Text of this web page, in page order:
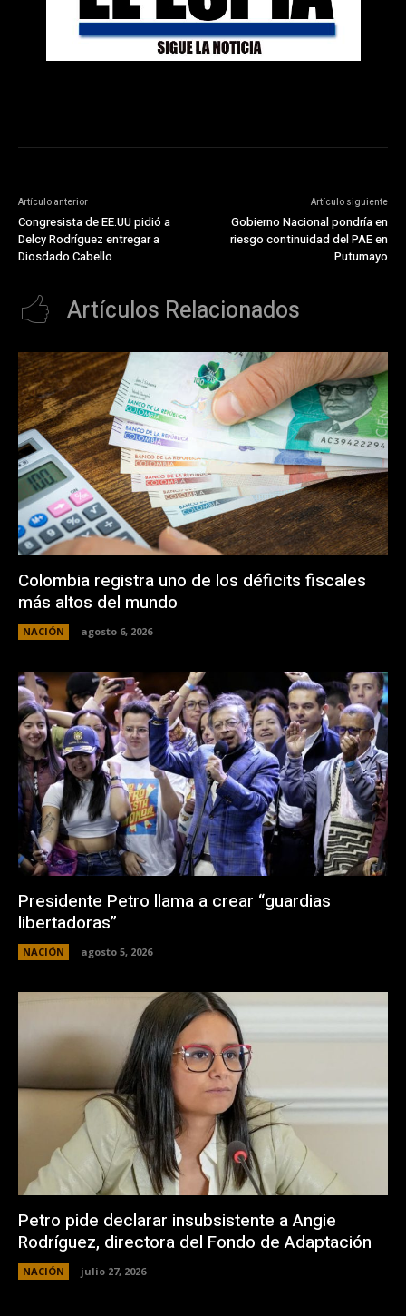
Artículo anterior
Congresista de EE.UU pidió a
Delcy Rodríguez entregar a
Diosdado Cabello
Artículo siguiente
Gobierno Nacional pondría en
riesgo continuidad del PAE en
Putumayo
Artículos Relacionados
Colombia registra uno de los déficits fiscales
más altos del mundo
NACIÓN agosto 6, 2026
Presidente Petro llama a crear “guardias
libertadoras”
NACIÓN agosto 5, 2026
Petro pide declarar insubsistente a Angie
Rodríguez, directora del Fondo de Adaptación
NACIÓN julio 27, 2026